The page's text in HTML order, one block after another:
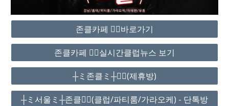
존클카페 ❤️‍🔥바로가기
존클카페 ❤️‍🔥실시간클럽뉴스 보기
┼ミ존클ミ┼❤️‍🔥(제휴방)
┼ミ서울ミ┼존클❤️‍🔥(클럽/파티룸/가라오케) - 단톡방